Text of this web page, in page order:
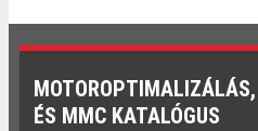
MOTOROPTIMALIZÁLÁS,
ÉS MMC KATALÓGUS